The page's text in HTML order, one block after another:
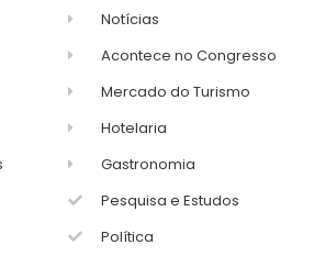
Notícias
Acontece no Congresso
Mercado do Turismo
Hotelaria
Gastronomia
Pesquisa e Estudos
Política